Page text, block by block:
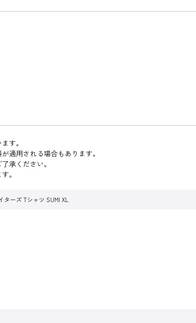
す。
適用される場合もあります。
承ください。
。
ーズ Tシャツ SUMI XL